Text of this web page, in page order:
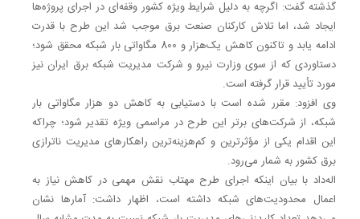
گذشته گفت: اگرچه به دلیل شرایط ویژه کشور وقفه‌ای در اجرای پروژه‌ها
ایجاد شد، اما تلاش کارکنان صنعت برق موجب شد این طرح با قدرت
ادامه یابد و تاکنون کاهش یک‌هزار و 800 مگاواتی بار شبکه محقق شود؛
دستاوردی که از سوی وزارت نیرو و شرکت مدیریت شبکه برق ایران نیز
مورد تأیید قرار گرفته است.
وی افزود: مقرر شده است با دستیابی به کاهش دو هزار مگاواتی بار
شبکه، از شرکت‌های برتر این طرح در مراسمی ویژه تقدیر شود؛ چراکه
این اقدام یکی از مؤثرترین و کم‌هزینه‌ترین راهکارهای مدیریت ناترازی
برق کشور به شمار می‌رود.
اله‌داد با بیان اینکه اجرای طرح مهتاب نقش مهمی در کاهش نیاز به
اعمال محدودیت‌های شبکه داشته است، اظهار داشت: آمارها نشان